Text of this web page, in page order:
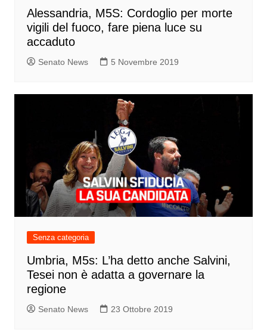
Alessandria, M5S: Cordoglio per morte
vigili del fuoco, fare piena luce su
accaduto
Senato News 5 Novembre 2019
Senza categoria
Umbria, M5s: L’ha detto anche Salvini,
Tesei non è adatta a governare la
regione
Senato News 23 Ottobre 2019